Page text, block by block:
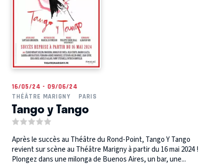
16/05/24 - 09/06/24
THÉÂTRE MARIGNY
PARIS
Tango y Tango
Après le succès au Théâtre du Rond-Point, Tango Y Tango
revient sur scène au Théâtre Marigny à partir du 16 mai 2024 !
Plongez dans une milonga de Buenos Aires, un bar, une...